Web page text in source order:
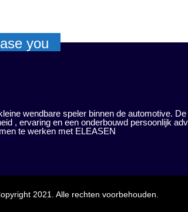
you
wendbare speler binnen de automotive.
, ervaring en een onderbouwd persoonlijk
te werken met ELEASEN
2021. Alle rechten voorbehouden.